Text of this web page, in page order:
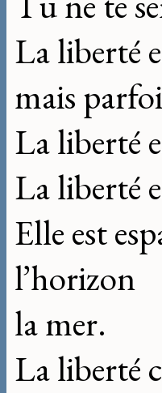
La liberté
mais
La liberté
La liberté
Elle est
l’horizon
la mer.
La liberté